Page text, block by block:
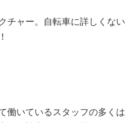
チャー。自転車に詳しくない
働いているスタッフの多くは